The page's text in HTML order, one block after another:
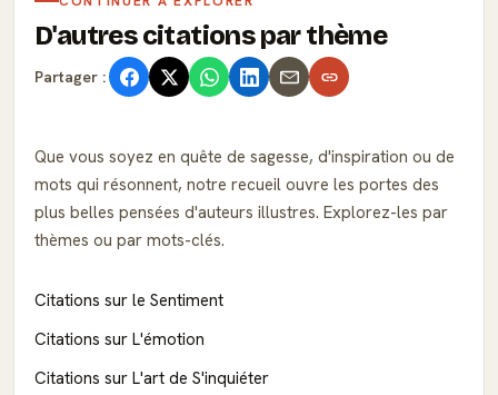
D'autres citations par thème
Partager :
Que vous soyez en quête de sagesse, d'inspiration ou de
mots qui résonnent, notre recueil ouvre les portes des
plus belles pensées d'auteurs illustres. Explorez-les par
thèmes ou par mots-clés.
Citations sur le Sentiment
Citations sur L'émotion
Citations sur L'art de S'inquiéter